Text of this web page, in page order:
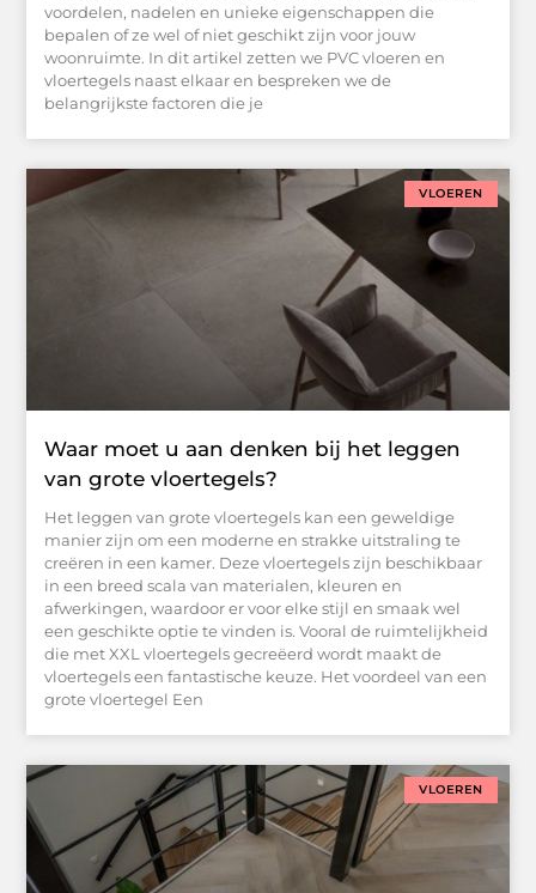
voordelen, nadelen en unieke eigenschappen die
bepalen of ze wel of niet geschikt zijn voor jouw
woonruimte. In dit artikel zetten we PVC vloeren en
vloertegels naast elkaar en bespreken we de
belangrijkste factoren die je
VLOEREN
Waar moet u aan denken bij het leggen
van grote vloertegels?
Het leggen van grote vloertegels kan een geweldige
manier zijn om een moderne en strakke uitstraling te
creëren in een kamer. Deze vloertegels zijn beschikbaar
in een breed scala van materialen, kleuren en
afwerkingen, waardoor er voor elke stijl en smaak wel
een geschikte optie te vinden is. Vooral de ruimtelijkheid
die met XXL vloertegels gecreëerd wordt maakt de
vloertegels een fantastische keuze. Het voordeel van een
grote vloertegel Een
VLOEREN